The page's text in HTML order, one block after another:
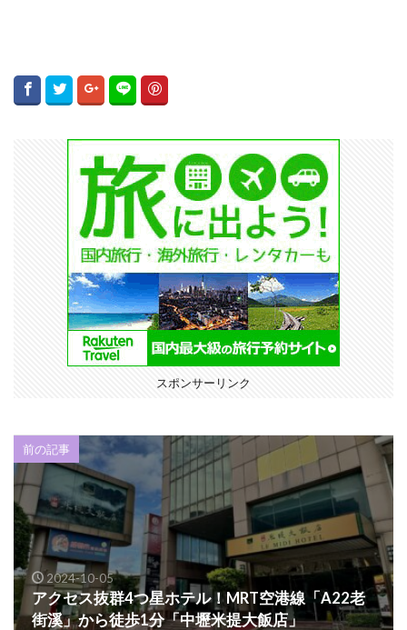
スポンサーリンク
前の記事
2024-10-05
アクセス抜群4つ星ホテル！MRT空港線「A22老
街溪」から徒歩1分「中壢米提大飯店」